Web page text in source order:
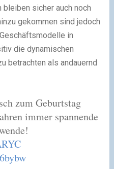
bleiben sicher auch noch
gekommen sind jedoch
in
die dynamischen
betrachten als andauernd
zum Geburtstag
immer spannende